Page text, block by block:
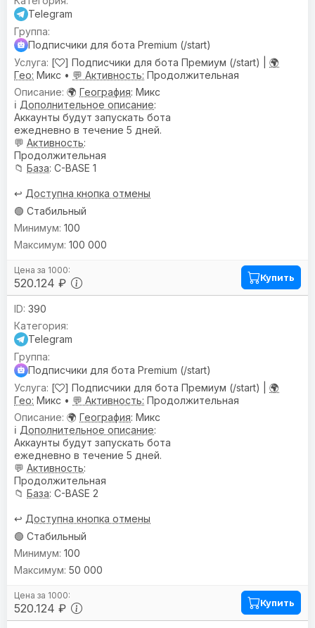
Telegram
Подписчики для бота Premium (/start)
[
] Подписчики для бота Премиум (/start) | 🌍
Гео: Микс • 💬 Активность: Продолжительная
🌍 География: Микс
ℹ️ Дополнительное описание:
Аккаунты будут запускать бота
ежедневно в течение 5 дней.
💬 Активность:
Продолжительная
📁 База: C-BASE 1
↩️ Доступна кнопка отмены
🟢 Стабильный
520.124 ₽
100
100 000
Купить
390
Telegram
Подписчики для бота Premium (/start)
[
] Подписчики для бота Премиум (/start) | 🌍
Гео: Микс • 💬 Активность: Продолжительная
🌍 География: Микс
ℹ️ Дополнительное описание:
Аккаунты будут запускать бота
ежедневно в течение 5 дней.
💬 Активность:
Продолжительная
📁 База: C-BASE 2
↩️ Доступна кнопка отмены
🟢 Стабильный
520.124 ₽
100
50 000
Купить